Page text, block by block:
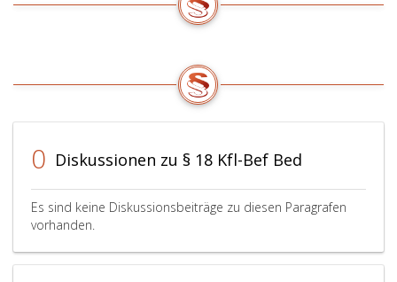
0 Diskussionen zu § 18 Kfl-Bef Bed
Es sind keine Diskussionsbeiträge zu diesen Paragrafen
vorhanden.